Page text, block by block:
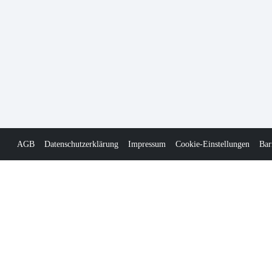
AGB Datenschutzerklärung Impressum Cookie-Einstellungen